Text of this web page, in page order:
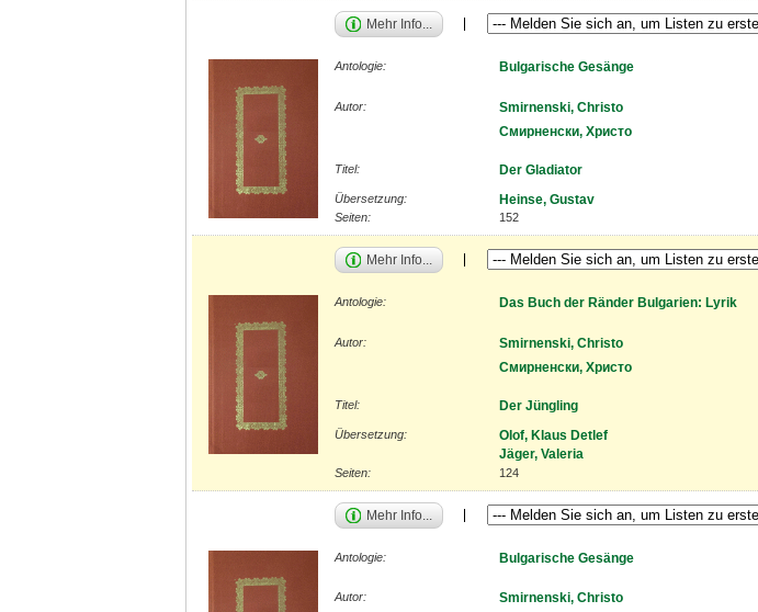
Mehr Info...
Antologie: Bulgarische Gesänge
Autor:
Smirnenski, Christo
Смирненски, Христо
Titel: Der Gladiator
Übersetzung: Heinse, Gustav
Seiten: 152
Mehr Info...
Antologie: Das Buch der Ränder Bulgarien: Lyrik
Autor:
Smirnenski, Christo
Смирненски, Христо
Titel: Der Jüngling
Übersetzung:
Olof, Klaus Detlef
Jäger, Valeria
Seiten: 124
Mehr Info...
Antologie: Bulgarische Gesänge
Autor:
Smirnenski, Christo